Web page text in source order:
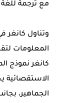
مع ترجمة للغة
وتناول كانغر
المعلومات
كانغر نموذج
الاستقصائية
الجماهير،